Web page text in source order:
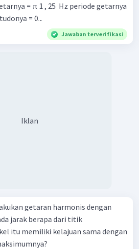
amplitudonya = 0...
Jawaban terverifikasi
Iklan
getaran harmonis dengan
jarak berapa dari titik
itu memiliki kelajuan sama dengan